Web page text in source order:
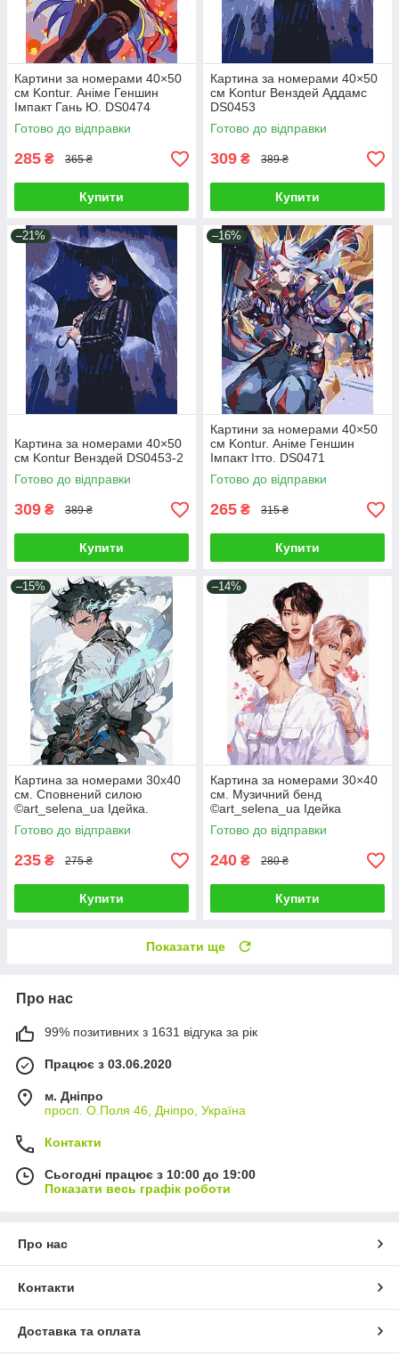
Картини за номерами 40×50
см Kontur. Аніме Геншин
Імпакт Гань Ю. DS0474
Готово до відправки
285 ₴ 365 ₴
Купити
Картина за номерами 40×50
см Kontur Венздей Аддамс
DS0453
Готово до відправки
309 ₴ 389 ₴
Купити
–21%
Картина за номерами 40×50
см Kontur Венздей DS0453-2
Готово до відправки
309 ₴ 389 ₴
Купити
–16%
Картини за номерами 40×50
см Kontur. Аніме Геншин
Імпакт Ітто. DS0471
Готово до відправки
265 ₴ 315 ₴
Купити
–15%
Картина за номерами 30х40
см. Сповнений силою
©art_selena_ua Ідейка.
KHO8387
Готово до відправки
235 ₴ 275 ₴
Купити
–14%
Картина за номерами 30×40
см. Музичний бенд
©art_selena_ua Ідейка
КНО8394
Готово до відправки
240 ₴ 280 ₴
Купити
Показати ще
Про нас
99% позитивних з 1631 відгука за рік
Працює з 03.06.2020
м. Дніпро
просп. О.Поля 46, Дніпро, Україна
Контакти
Сьогодні працює з 10:00 до 19:00
Показати весь графік роботи
Про нас
Контакти
Доставка та оплата